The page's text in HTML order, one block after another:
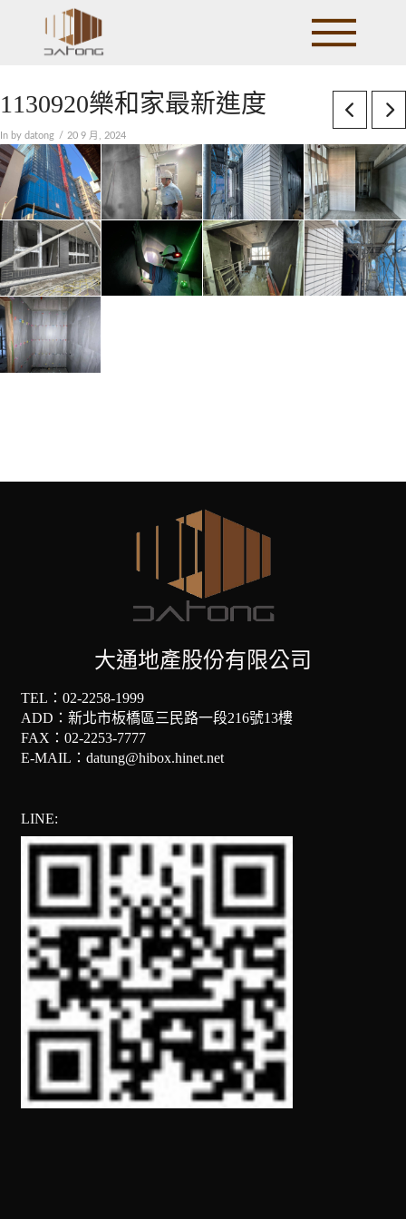
1130920樂和家最新進度
In by datong 20 9 月, 2024
大通地產股份有限公司
TEL： 02-2258-1999
ADD： 新北市板橋區三民路一段216號13樓
FAX：02-2253-7777
E-MAIL：datung@hibox.hinet.net
LINE: